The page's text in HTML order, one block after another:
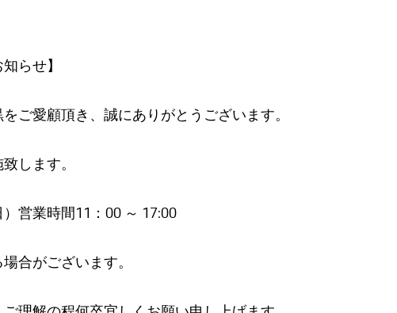
らせ】
ご愛顧頂き、誠にありがとうございます。
します。
営業時間11：00 ～ 17:00
合がございます。